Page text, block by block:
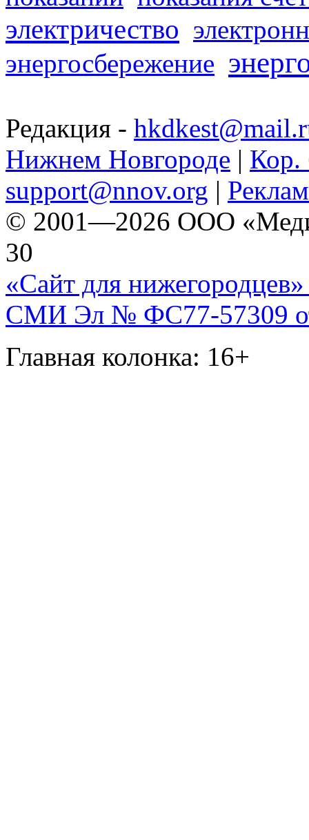
электричество
энергосбережение
Редакция -
Нижнем Новгороде | Кор.
support@nnov.org |
© 2001—2026 ООО
30
«Сайт для нижегородцев»
СМИ Эл № ФС77-57309
Главная колонка: 16+